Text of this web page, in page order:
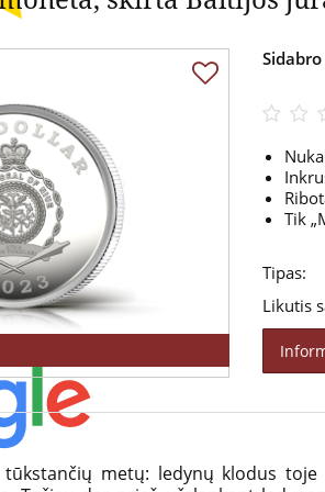
Tik
Tipas:
Likutis
metų: ledynų klodus toje